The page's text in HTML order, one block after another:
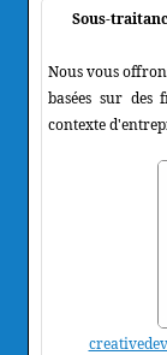
Sous-
Nous vous
basées sur des
contexte